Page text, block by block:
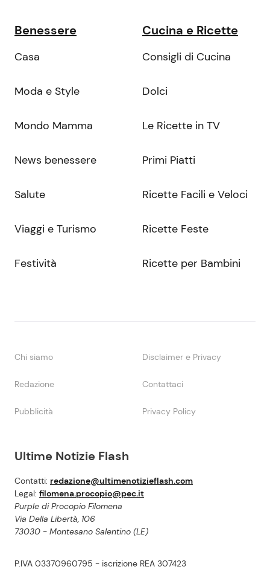
Ultime Notizie Flash
Contatti: redazione@ultimenotizieflash.com
Legal: filomena.procopio@pec.it
Purple di Procopio Filomena
Via Della Libertà, 106
73030 - Montesano Salentino (LE)
P.IVA 03370960795 - iscrizione REA 307423
Benessere
Casa
Moda e Style
Mondo Mamma
News benessere
Salute
Viaggi e Turismo
Festività
Cucina e Ricette
Consigli di Cucina
Dolci
Le Ricette in TV
Primi Piatti
Ricette Facili e Veloci
Ricette Feste
Ricette per Bambini
Chi siamo Disclaimer e Privacy
Redazione Contattaci
Pubblicità Privacy Policy